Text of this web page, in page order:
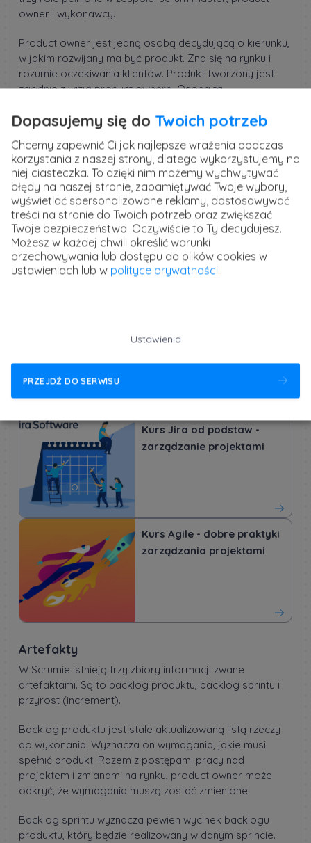
owner i wykonawcy.
Product owner jest jedną osobą decydującą o kierunku,
w jakim rozwijany ma być produkt. Zna się na rynku i
rozumie oczekiwania klientów. Produkt tworzony jest
zgodnie z wizją product ownera. Osoba ta
produktu.
Zespół wykonawców składa się z członków o
umiejętnościach, które uzupełniają się nawzajem. Zespół
sam decyduje jak osiągnąć wyznaczone mu cele i
tworzy plan sprintu. Określa ile pracy zdąży wykonać w
danym czasie.
Scrum master uczy zespół scrumowy wdrażać proces
Scrum. Człowiek ten dba o produktywność zespołu,
organizuje spotkania i sprawdza, czy zespół działa
zwinne od podstaw
Kurs Jira od podstaw -
zarządzanie projektami
Kurs Agile - dobre praktyki
zarządzania projektami
Artefakty
W Scrumie istnieją trzy zbiory informacji zwane
artefaktami. Są to backlog produktu, backlog sprintu i
przyrost (increment).
Backlog produktu jest stale aktualizowaną listą rzeczy
do wykonania. Wyznacza on wymagania, jakie musi
spełnić produkt. Razem z postępami pracy nad
projektem i zmianami na rynku, product owner może
odkryć, że wymagania muszą zostać zmienione.
Backlog sprintu wyznacza pewien wycinek backlogu
produktu, który będzie realizowany w danym sprincie.
Dopasujemy się do Twoich potrzeb
Chcemy zapewnić Ci jak najlepsze wrażenia podczas
korzystania z naszej strony, dlatego wykorzystujemy na
niej ciasteczka. To dzięki nim możemy wychwytywać
błędy na naszej stronie, zapamiętywać Twoje wybory,
wyświetlać spersonalizowane reklamy, dostosowywać
treści na stronie do Twoich potrzeb oraz zwiększać
Twoje bezpieczeństwo. Oczywiście to Ty decydujesz.
Możesz w każdej chwili określić warunki
przechowywania lub dostępu do plików cookies w
ustawieniach lub w polityce prywatności.
Ustawienia
PRZEJDŹ DO SERWISU